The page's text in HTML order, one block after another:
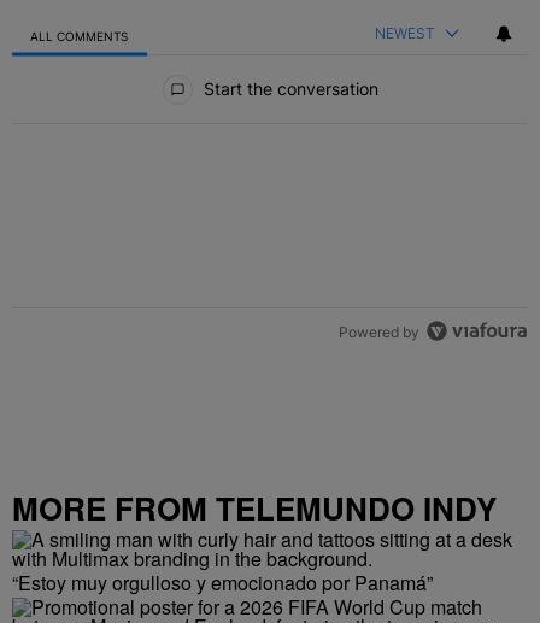
ALL COMMENTS NEWEST
Start the conversation
Powered by
MORE FROM TELEMUNDO INDY
“Estoy muy orgulloso y emocionado por Panamá”